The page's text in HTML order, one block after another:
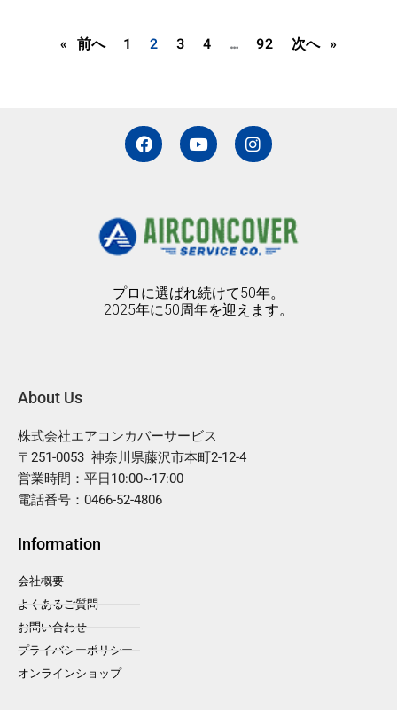
« 前へ 1 2 3 4 … 92 次へ »
F
a
c
o
o
k
Y
o
u
b
e
I
n
s
g
r
a
プロに選ばれ続けて50年。
2025年に50周年を迎えます。
About Us
株式会社エアコンカバーサービス
〒251-0053 神奈川県藤沢市本町2-12-4
営業時間：平日10:00~17:00
電話番号：0466-52-4806
Information
会社概要
よくあるご質問
お問い合わせ
プライバシーポリシー
オンラインショップ